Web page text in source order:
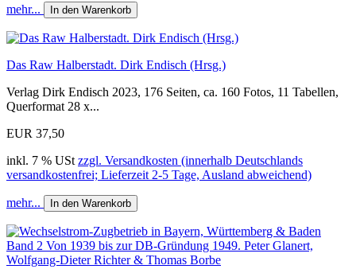
mehr... In den Warenkorb
Das Raw Halberstadt. Dirk Endisch (Hrsg.)
Verlag Dirk Endisch 2023, 176 Seiten, ca. 160 Fotos, 11 Tabellen,
Querformat 28 x...
EUR 37,50
inkl. 7 % USt zzgl. Versandkosten (innerhalb Deutschlands
versandkostenfrei; Lieferzeit 2-5 Tage, Ausland abweichend)
mehr... In den Warenkorb